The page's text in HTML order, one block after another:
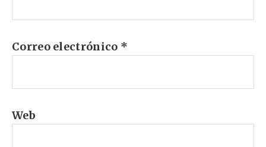
Correo electrónico *
Web